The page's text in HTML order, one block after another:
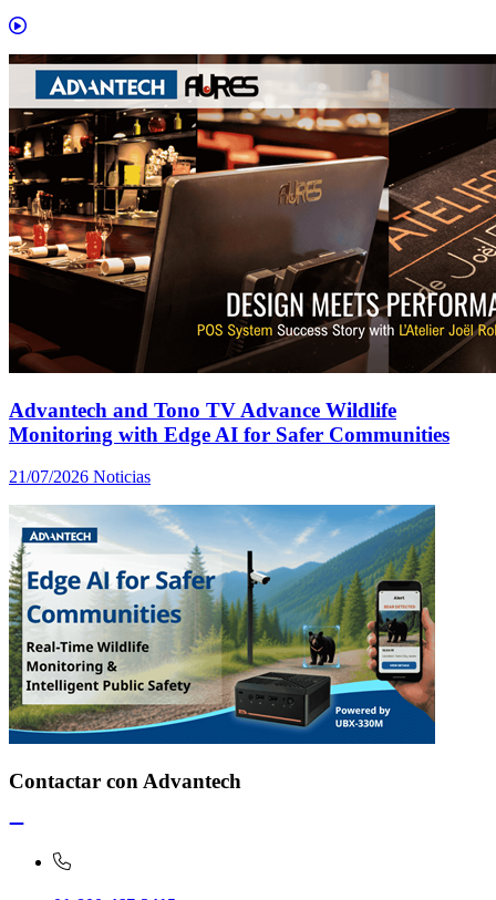
Advantech and Tono TV Advance Wildlife
Monitoring with Edge AI for Safer Communities
21/07/2026 Noticias
Contactar con Advantech